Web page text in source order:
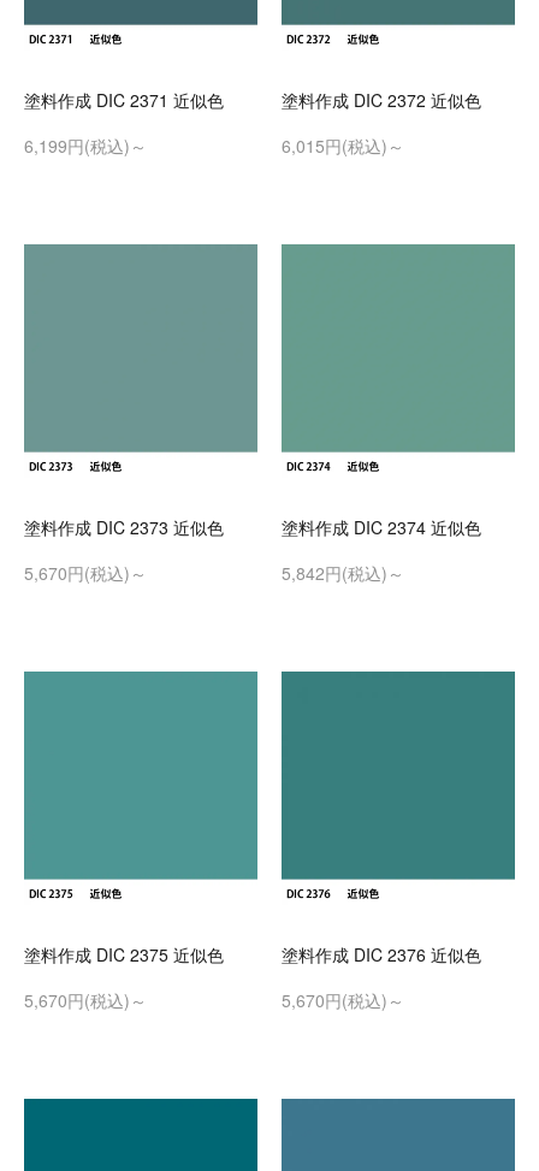
塗料作成 DIC 2371 近似色
6,199円(税込)～
塗料作成 DIC 2372 近似色
6,015円(税込)～
塗料作成 DIC 2373 近似色
5,670円(税込)～
塗料作成 DIC 2374 近似色
5,842円(税込)～
塗料作成 DIC 2375 近似色
5,670円(税込)～
塗料作成 DIC 2376 近似色
5,670円(税込)～